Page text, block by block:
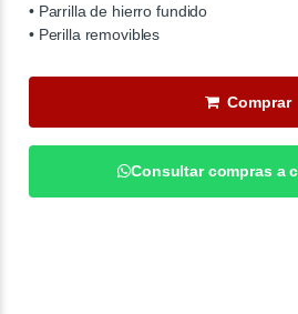
• Parrilla de hierro fundido
•Perilla removibles
Comprar
Consultar compras a